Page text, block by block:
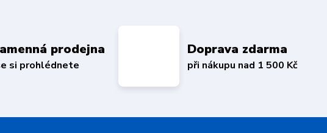
prodejna
si prohlédnete
Doprava zdarma
při nákupu nad 1 500 Kč